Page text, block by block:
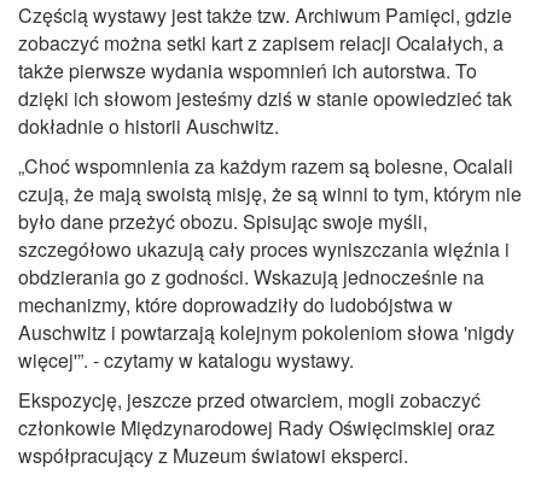
Częścią wystawy jest także tzw. Archiwum Pamięci, gdzie
zobaczyć można setki kart z zapisem relacji Ocalałych, a
także pierwsze wydania wspomnień ich autorstwa. To
dzięki ich słowom jesteśmy dziś w stanie opowiedzieć tak
dokładnie o historii Auschwitz.
„Choć wspomnienia za każdym razem są bolesne, Ocalali
czują, że mają swoistą misję, że są winni to tym, którym nie
było dane przeżyć obozu. Spisując swoje myśli,
szczegółowo ukazują cały proces wyniszczania więźnia i
obdzierania go z godności. Wskazują jednocześnie na
mechanizmy, które doprowadziły do ludobójstwa w
Auschwitz i powtarzają kolejnym pokoleniom słowa 'nigdy
więcej'”. - czytamy w katalogu wystawy.
Ekspozycję, jeszcze przed otwarciem, mogli zobaczyć
członkowie Międzynarodowej Rady Oświęcimskiej oraz
współpracujący z Muzeum światowi eksperci.